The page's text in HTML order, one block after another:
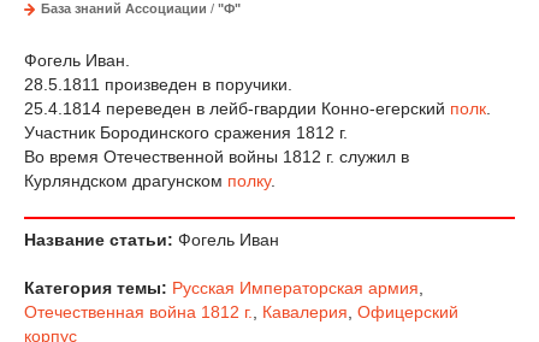
База знаний Ассоциации / "Ф"
Фогель Иван.
28.5.1811 произведен в поручики.
25.4.1814 переведен в лейб-гвардии Конно-егерский полк
Участник Бородинского сражения 1812 г.
Во время Отечественной войны 1812 г. служил в
Курляндском драгунском полку.
Название статьи: Фогель Иван
Категория темы: Русская Императорская армия
Отечественная война 1812 г.
Кавалерия Офицерский
корпус